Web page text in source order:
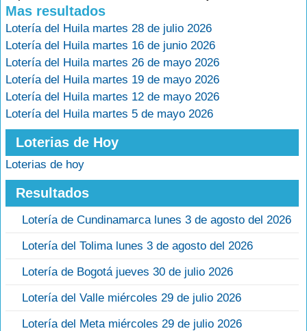
Mas resultados
Lotería del Huila martes 28 de julio 2026
Lotería del Huila martes 16 de junio 2026
Lotería del Huila martes 26 de mayo 2026
Lotería del Huila martes 19 de mayo 2026
Lotería del Huila martes 12 de mayo 2026
Lotería del Huila martes 5 de mayo 2026
Loterias de Hoy
Loterias de hoy
Resultados
Lotería de Cundinamarca lunes 3 de agosto del 2026
Lotería del Tolima lunes 3 de agosto del 2026
Lotería de Bogotá jueves 30 de julio 2026
Lotería del Valle miércoles 29 de julio 2026
Lotería del Meta miércoles 29 de julio 2026